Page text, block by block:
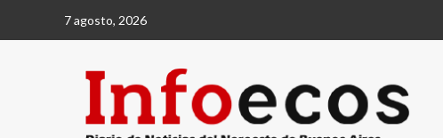
7 agosto, 2026